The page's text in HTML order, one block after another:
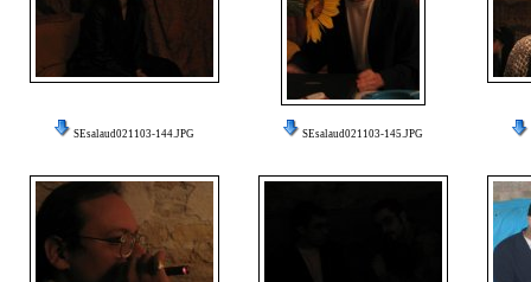
SEsalaud021103-144.JPG SEsalaud021103-145.JPG